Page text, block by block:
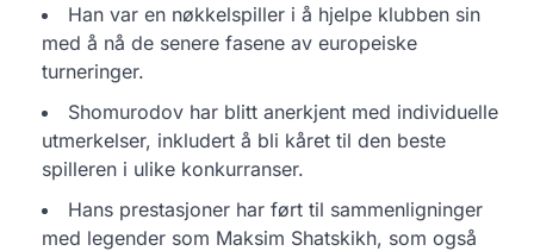
Han var en nøkkelspiller i å hjelpe klubben sin
med å nå de senere fasene av europeiske
turneringer.
Shomurodov har blitt anerkjent med individuelle
utmerkelser, inkludert å bli kåret til den beste
spilleren i ulike konkurranser.
Hans prestasjoner har ført til sammenligninger
med legender som Maksim Shatskikh, som også